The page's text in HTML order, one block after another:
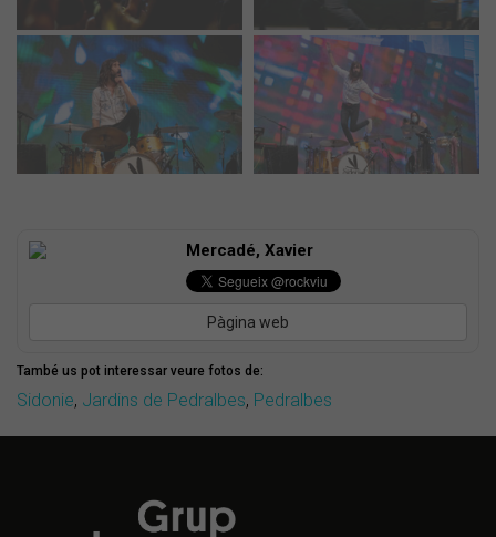
Mercadé, Xavier
Pàgina web
També us pot interessar veure fotos de:
Sidonie, Jardins de Pedralbes, Pedralbes